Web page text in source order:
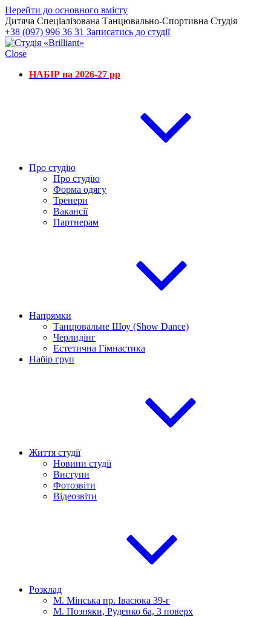
Перейти до основного вмісту
Дитяча Спеціалізована Танцювально-Спортивна Студія
+38 (097) 996 36 31 Записатись до студії
Close
НАБІР на 2026-27 рр
Про студію
Про студію
Форма одягу
Тренери
Вакансії
Партнерам
Напрямки
Танцювальне Шоу (Show Dance)
Черлидінг
Естетична Гімнастика
Набір груп
Життя студії
Новини студії
Виступи
Фотозвіти
Відеозвіти
Розклад
М. Мінська пр. Івасюка 39-г
М. Позняки, Руденко 6а, 3 поверх